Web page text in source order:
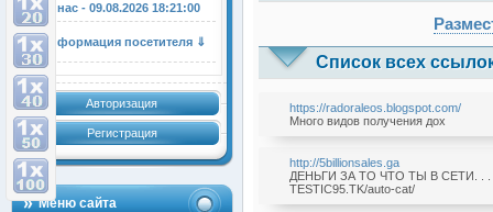
У нас - 09.08.2026 18:21:00
Информация посетителя ⇓
Авторизация
Регистрация
Меню сайта
Список всех
https://radoraleos.blogspot.com/
Много видов получения дох
http://5billionsales.ga
ДЕНЬГИ ЗА ТО ЧТО ТЫ В СЕТИ. . . .
TESTIC95.TK/auto-cat/